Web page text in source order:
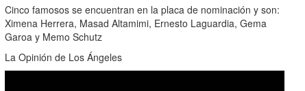
Cinco famosos se encuentran en la placa de nominación y son:
Ximena Herrera, Masad Altamimi, Ernesto Laguardia, Gema
Garoa y Memo Schutz
La Opinión de Los Ángeles